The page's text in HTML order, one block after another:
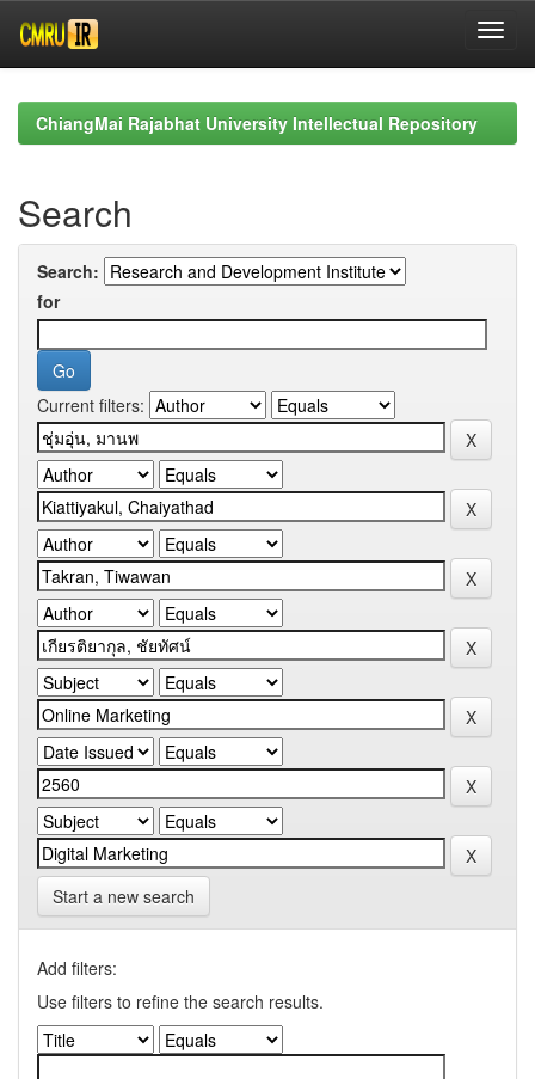
navigationChiangMai Rajabhat University Intellectual Repository
Search
Search:
for
Current filters:
Start a new search
Add filters:
Use filters to refine the search results.